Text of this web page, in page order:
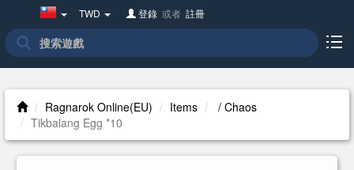
Taiwan(繁
中
文)
TWD 登錄 或者註冊
Ragnarok Online(EU) Items
/ Chaos
Tikbalang Egg *10